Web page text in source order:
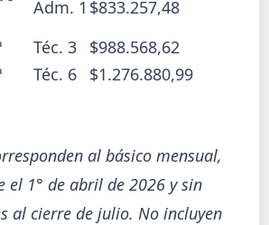
2026-07-22
subió la chapa LAC
la prepintada
Adm. 1 $833.257,48
Téc. 3
$988.568,62
Téc. 6 $1.276.880,99
al básico mensual,
el 1° de abril de 2026 y sin
al cierre de julio. No incluyen